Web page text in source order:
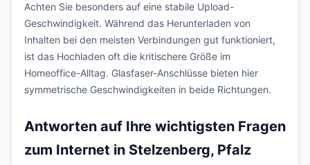
Achten Sie besonders auf eine stabile Upload-
Geschwindigkeit. Während das Herunterladen von
Inhalten bei den meisten Verbindungen gut funktioniert,
ist das Hochladen oft die kritischere Größe im
Homeoffice-Alltag. Glasfaser-Anschlüsse bieten hier
symmetrische Geschwindigkeiten in beide Richtungen.
Antworten auf Ihre wichtigsten Fragen
zum Internet in Stelzenberg, Pfalz